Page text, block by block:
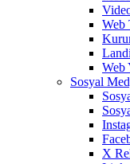
Web
Web
Sosyal
X